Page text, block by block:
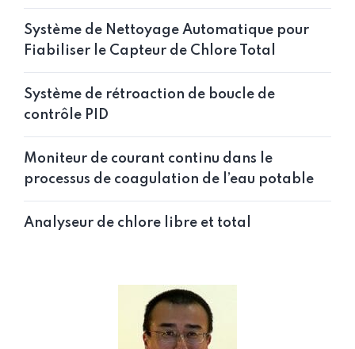
Système de Nettoyage Automatique pour
Fiabiliser le Capteur de Chlore Total
Système de rétroaction de boucle de
contrôle PID
Moniteur de courant continu dans le
processus de coagulation de l’eau potable
Analyseur de chlore libre et total